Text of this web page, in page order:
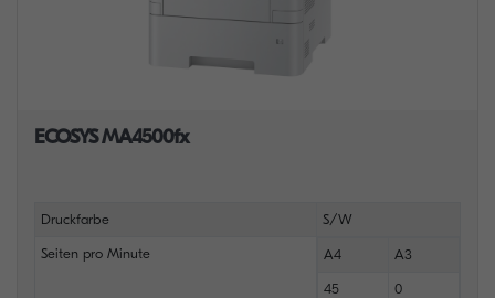
ECOSYS MA4500fx
Druckfarbe S/W
Seiten pro Minute A4 A3
45 0